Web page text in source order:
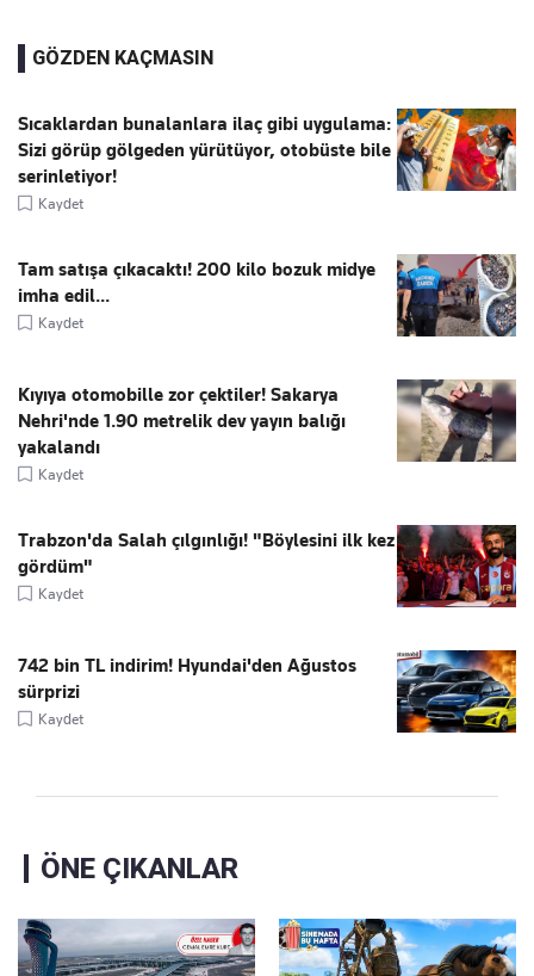
GÖZDEN KAÇMASIN
Sıcaklardan bunalanlara ilaç gibi uygulama:
Sizi görüp gölgeden yürütüyor, otobüste bile
serinletiyor!
Kaydet
Tam satışa çıkacaktı! 200 kilo bozuk midye
imha edil...
Kaydet
Kıyıya otomobille zor çektiler! Sakarya
Nehri'nde 1.90 metrelik dev yayın balığı
yakalandı
Kaydet
Trabzon'da Salah çılgınlığı! "Böylesini ilk kez
gördüm"
Kaydet
742 bin TL indirim! Hyundai'den Ağustos
sürprizi
Kaydet
ÖNE ÇIKANLAR